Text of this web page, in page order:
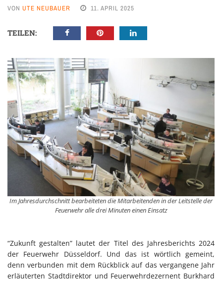
VON UTE NEUBAUER 11. APRIL 2025
TEILEN:
Im Jahresdurchschnitt bearbeiteten die Mitarbeitenden in der Leitstelle der
Feuerwehr alle drei Minuten einen Einsatz
“Zukunft gestalten” lautet der Titel des Jahresberichts 2024
der Feuerwehr Düsseldorf. Und das ist wörtlich gemeint,
denn verbunden mit dem Rückblick auf das vergangene Jahr
erläuterten Stadtdirektor und Feuerwehrdezernent Burkhard